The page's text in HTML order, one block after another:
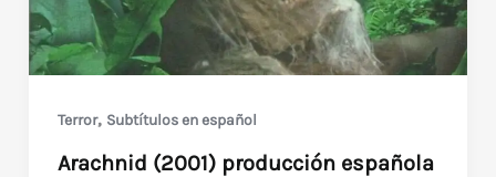
Terror, Subtítulos en español
Arachnid (2001) producción española